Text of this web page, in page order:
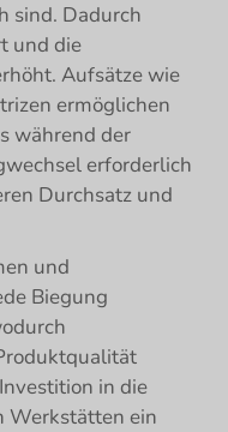
sind. Dadurch
und die
Aufsätze wie
ermöglichen
während der
erforderlich
Durchsatz und
und
Biegung
in die
Werkstätten ein